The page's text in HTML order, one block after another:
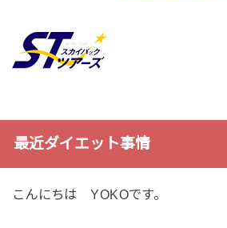
最近ダイエット事情
こんにちは YOKOです。